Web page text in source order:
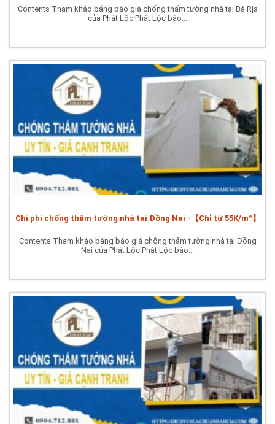
Contents Tham khảo bảng báo giá chống thấm tường nhà tại Bà Rịa
của Phát Lộc Phát Lộc báo...
Chi phí chống thấm tường nhà tại Đồng Nai -【Chỉ từ 55K/m²】
Contents Tham khảo bảng báo giá chống thấm tường nhà tại Đồng
Nai của Phát Lộc Phát Lộc báo...